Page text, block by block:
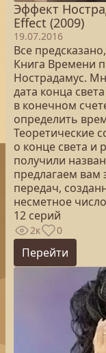
Эффект
Effect (2009)
19.07.2016
Все
Книга Времени
Нострадамус.
дата конца
в конечном
определить
Теоретические
о конце света
получили
предлагаем вам
передач,
несметное
12 серий
2к 0
Перейти